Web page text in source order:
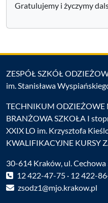
Gratulujemy i życzymy
ZESPÓŁ SZKÓŁ
im. Stanisława
TECHNIKUM ODZIEŻOWE
BRANŻOWA SZKOŁA I
XXIX LO im. Krzysztofa
KWALIFIKACYJNE KURSY
30-614 Kraków, ul. Cechowa
12 422-47-75 · 12 422-
zsodz1@mjo.krakow.pl